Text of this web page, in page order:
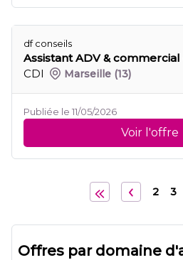
df conseils
Assistant ADV & commercial
CDI
Marseille (13)
Publiée le 11/05/2026
Voir l'offre
2 3
Offres par domaine